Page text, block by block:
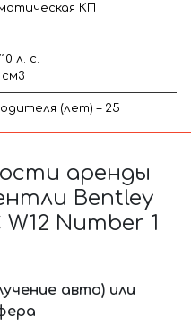
КП
л. с.
(лет) – 25
аренды
Bentley
Number 1
авто) или